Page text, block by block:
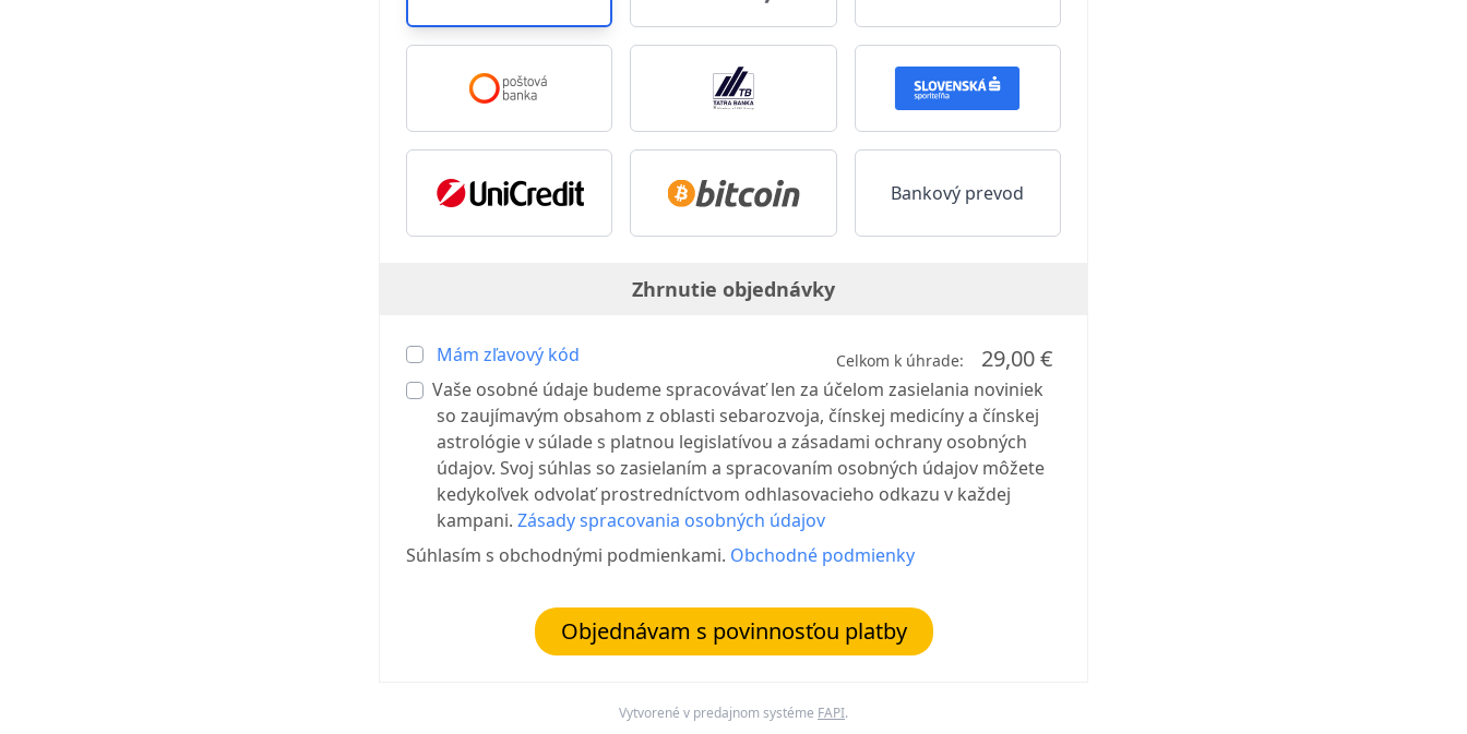
Bankový prevod
Zhrnutie objednávky
Mám zľavový kód Celkom k úhrade: 29,00 €
Vaše osobné údaje budeme spracovávať len za účelom zasielania noviniek
so zaujímavým obsahom z oblasti sebarozvoja, čínskej medicíny a čínskej
astrológie v súlade s platnou legislatívou a zásadami ochrany osobných
údajov. Svoj súhlas so zasielaním a spracovaním osobných údajov môžete
kedykoľvek odvolať prostredníctvom odhlasovacieho odkazu v každej
kampani. Zásady spracovania osobných údajov
Súhlasím s obchodnými podmienkami. Obchodné podmienky
Objednávam s povinnosťou platby
Vytvorené v predajnom systéme FAPI.